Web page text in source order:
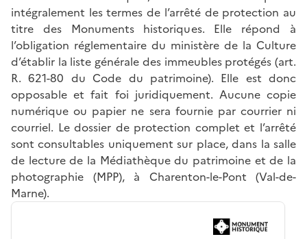
intégralement les termes de l’arrêté de protection au
titre des Monuments historiques. Elle répond à
l’obligation réglementaire du ministère de la Culture
d’établir la liste générale des immeubles protégés (art.
R. 621-80 du Code du patrimoine). Elle est donc
opposable et fait foi juridiquement. Aucune copie
numérique ou papier ne sera fournie par courrier ni
courriel. Le dossier de protection complet et l’arrêté
sont consultables uniquement sur place, dans la salle
de lecture de la Médiathèque du patrimoine et de la
photographie (MPP), à Charenton-le-Pont (Val-de-
Marne).